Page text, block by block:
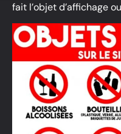
fait l’objet d’affichage